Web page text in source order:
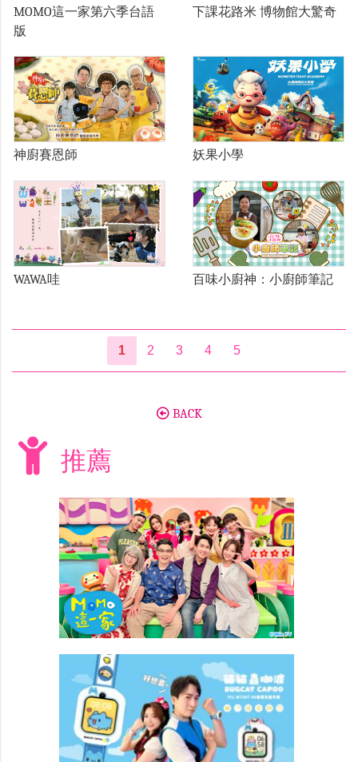
MOMO這一家第六季台語
版
下課花路米 博物館大驚奇
神廚賽恩師 妖果小學
WAWA哇 百味小廚神：小廚師筆記
1 2 3 4 5
BACK
推薦